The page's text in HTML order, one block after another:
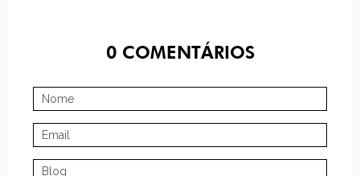
0COMENTÁRIOS